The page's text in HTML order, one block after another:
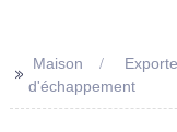
>> Maison
d'échappement